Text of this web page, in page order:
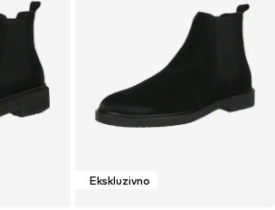
Ekskluzivno